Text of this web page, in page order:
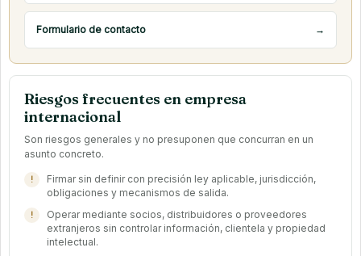
Formulario de contacto →
Riesgos frecuentes en empresa
internacional
Son riesgos generales y no presuponen que concurran en un
asunto concreto.
Firmar sin definir con precisión ley aplicable, jurisdicción,
obligaciones y mecanismos de salida.
Operar mediante socios, distribuidores o proveedores
extranjeros sin controlar información, clientela y propiedad
intelectual.